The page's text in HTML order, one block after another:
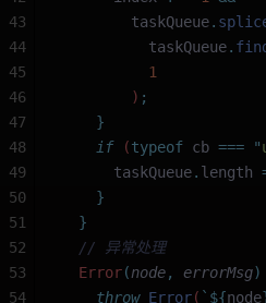
        taskQueue
.
          taskQueue
.
          1
        )
;
    }
    if
(typeof cb === "
      taskQueue
. length
    }
  }
  // 异常处理
  Error
(node, errorMsg)
    throw
Error( `${node
43
44
45
46
47
48
49
50
51
52
53
54